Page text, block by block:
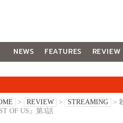
NEWS FEATURES REVIEW
> REVIEW > STREAMING
>
OF US』第3話